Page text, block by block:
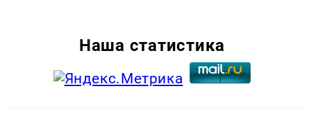
Наша статистика